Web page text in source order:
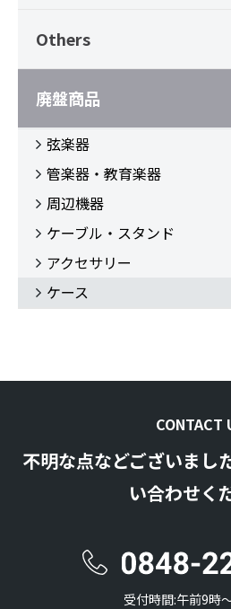
Others
廃盤商品
弦楽器
管楽器・教育楽器
周辺機器
ケーブル・スタンド
アクセサリー
ケース
CONTACT
不明な点などございまし
い合わせく
受付時間:午前9時